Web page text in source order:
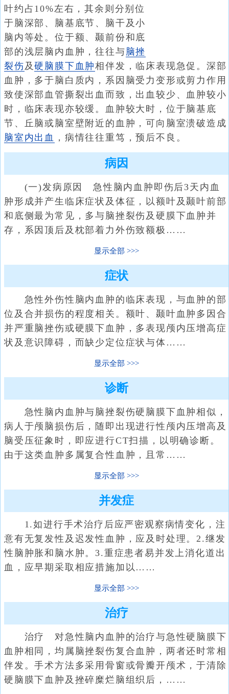
叶约占10%左右，其余则分别位
于脑深部、脑基底节、脑干及小
脑内等处。位于额、颞前份和底
部的浅层脑内血肿，往往与脑挫
裂伤及硬脑膜下血肿相伴发，临床表现急促。深部
血肿，多于脑白质内，系因脑受力变形或剪力作用
致使深部血管撕裂出血而致，出血较少、血肿较小
时，临床表现亦较缓。血肿较大时，位于脑基底
节、丘脑或脑室壁附近的血肿，可向脑室溃破造成
脑室内出血
，病情往往重笃，预后不良。
病因
(一)发病原因 急性脑内血肿即伤后3天内血
肿形成并产生临床症状及体征，以额叶及颞叶前部
和底侧最为常见，多与脑挫裂伤及硬膜下血肿并
存，系因顶后及枕部着力外伤致额极……
显示全部
症状
急性外伤性脑内血肿的临床表现，与血肿的部
位及合并损伤的程度相关。额叶、颞叶血肿多因合
并严重脑挫伤或硬膜下血肿，多表现颅内压增高症
状及意识障碍，而缺少定位症状与体……
显示全部
诊断
急性脑内血肿与脑挫裂伤硬脑膜下血肿相似，
病人于颅脑损伤后，随即出现进行性颅内压增高及
脑受压征象时，即应进行CT扫描，以明确诊断。
由于这类血肿多属复合性血肿，且常……
显示全部
并发症
1.如进行手术治疗后应严密观察病情变化，注
意有无复发性及迟发性血肿，应及时处理。2.继发
性脑肿胀和脑水肿。3.重症患者易并发上消化道出
血，应早期采取相应措施加以……
显示全部
治疗
治疗 对急性脑内血肿的治疗与急性硬脑膜下
血肿相同，均属脑挫裂伤复合血肿，两者还时常相
伴发。手术方法多采用骨窗或骨瓣开颅术，于清除
硬脑膜下血肿及挫碎糜烂脑组织后，……